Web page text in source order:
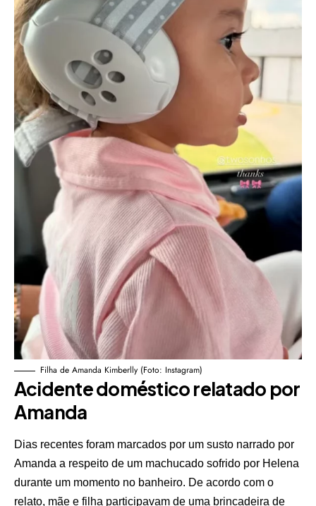
Filha de Amanda Kimberlly (Foto: Instagram)
Acidente doméstico relatado por
Amanda
Dias recentes foram marcados por um susto narrado por
Amanda a respeito de um machucado sofrido por Helena
durante um momento no banheiro. De acordo com o
relato, mãe e filha participavam de uma brincadeira de